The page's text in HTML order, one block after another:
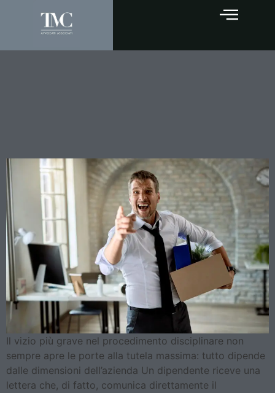
Il vizio più grave nel procedimento disciplinare non
sempre apre le porte alla tutela massima: tutto dipende
dalle dimensioni dell’azienda Un dipendente riceve una
lettera che, di fatto, comunica direttamente il